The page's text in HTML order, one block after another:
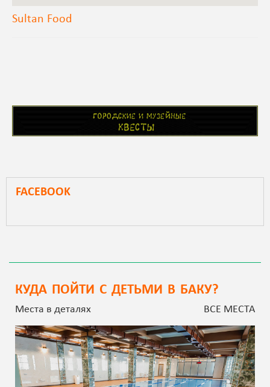
Sultan Food
FACEBOOK
КУДА ПОЙТИ С ДЕТЬМИ В БАКУ?
Места в деталях ВСЕ МЕСТА